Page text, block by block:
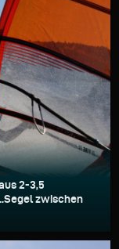
2-3,5
zwischen